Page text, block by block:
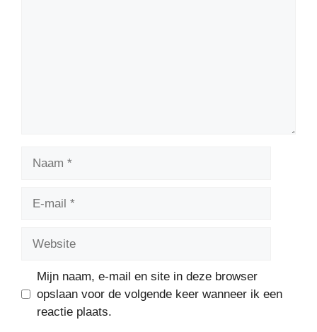
Mijn naam, e-mail en site in deze browser
opslaan voor de volgende keer wanneer ik een
reactie plaats.